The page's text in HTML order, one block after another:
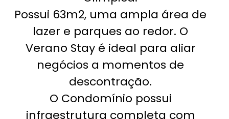
Possui 63m2, uma ampla área de
lazer e parques ao redor. O
Verano Stay é ideal para aliar
negócios a momentos de
descontração.
O Condomínio possui
infraestrutura completa com